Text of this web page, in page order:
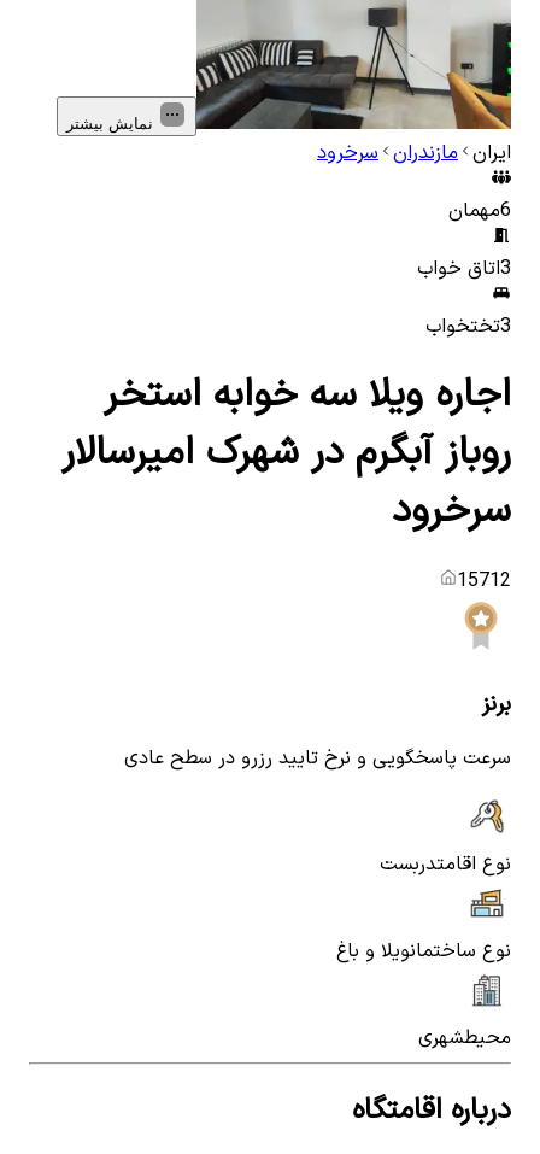
نمایش بیشتر
ایران مازندران سرخرود
6مهمان
3اتاق خواب
3تختخواب
اجاره ویلا سه خوابه استخر
روباز آبگرم در شهرک امیرسالار
سرخرود
15712
برنز
سرعت پاسخگویی و نرخ تایید رزرو در سطح عادی
نوع اقامتدربست
نوع ساختمانویلا و باغ
محیطشهری
درباره اقامتگاه